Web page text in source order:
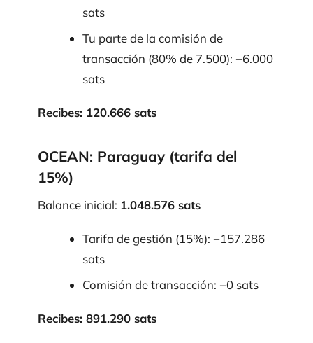
sats
Tu parte de la comisión de
transacción (80% de 7.500): −6.000
sats
Recibes: 120.666 sats
OCEAN: Paraguay (tarifa del
15%)
Balance inicial: 1.048.576 sats
Tarifa de gestión (15%): −157.286
sats
Comisión de transacción: −0 sats
Recibes: 891.290 sats